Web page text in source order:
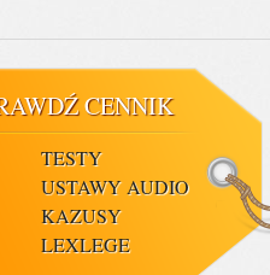
CENNIK
TESTY
USTAWY AUDIO
KAZUSY
LEXLEGE